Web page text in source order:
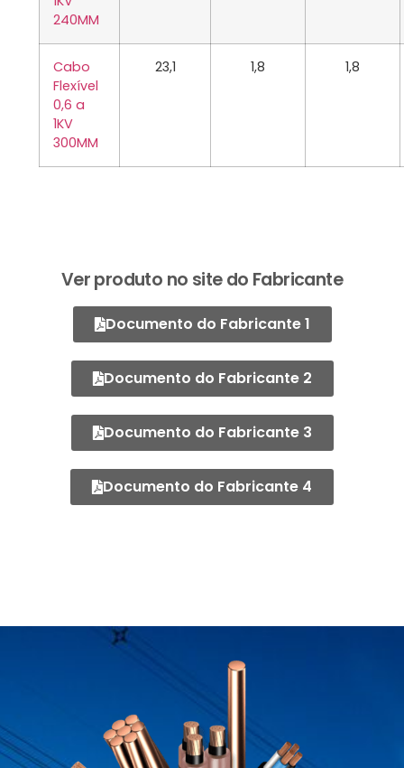
240MM
Cabo
Flexível
0,6 a
1KV
300MM
23,1 1,8 1,8
Ver produto no site do Fabricante
Documento do Fabricante 1
Documento do Fabricante 2
Documento do Fabricante 3
Documento do Fabricante 4